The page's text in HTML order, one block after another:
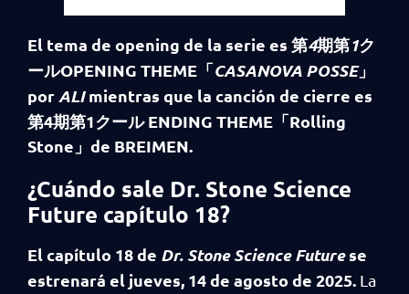
El tema de opening de la serie es 第4期第1ク
ールOPENING THEME 「CASANOVA POSSE」
porALImientras que la canción de cierre es
第4期第1クールENDING THEME 「Rolling
Stone 」 de BREIMEN.
¿Cuándo sale Dr. Stone Science
Future capítulo 18?
El capítulo 18 de Dr. Stone Science Futurese
estrenará el jueves, 14 de agosto de 2025. La